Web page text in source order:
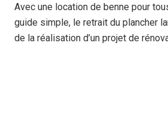
Avec une location de benne pour
guide simple, le retrait du plancher
de la réalisation d’un projet de